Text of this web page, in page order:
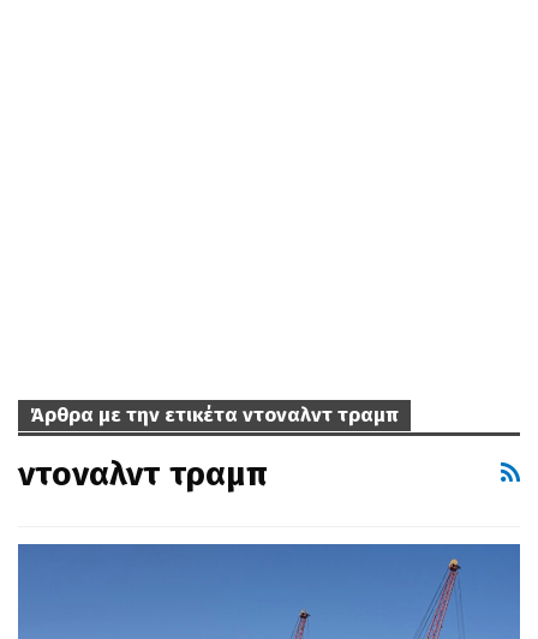
Άρθρα με την ετικέτα ντοναλντ τραμπ
ντοναλντ τραμπ